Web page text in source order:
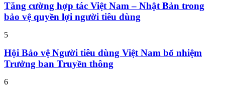
Tăng cường hợp tác Việt Nam – Nhật Bản trong
bảo vệ quyền lợi người tiêu dùng
5
Hội Bảo vệ Người tiêu dùng Việt Nam bổ nhiệm
Trưởng ban Truyền thông
6